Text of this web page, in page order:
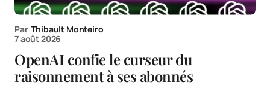
Par Thibault Monteiro
7 août 2026
OpenAI confie le curseur du
raisonnement à ses abonnés